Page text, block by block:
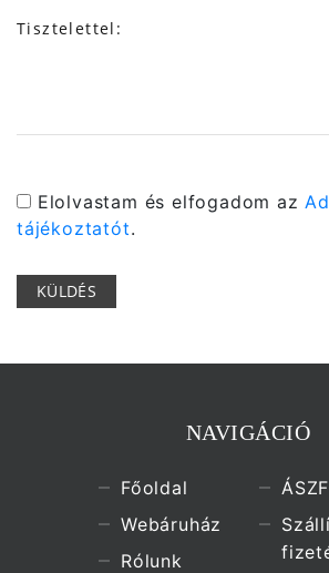
Elolvastam és elfogadom az
tájékoztatót.
KÜLDÉS
NAVIGÁCIÓ
Főoldal
Webáruház
Rólunk
ÁSZF